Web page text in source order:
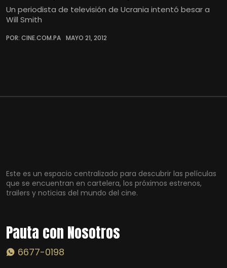
Un periodista de televisión de Ucrania intentó besar a
Will Smith
POR: CINE.COM.PA MAYO 21, 2012
Este es un espacio centralizado para descubrir las películas
que se encuentran en cartelera, los próximos estrenos,
trailers y noticias del mundo del cine.
Pauta con Nosotros
6677-0198